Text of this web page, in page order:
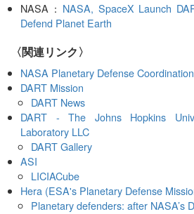
NASA： NASA, SpaceX Launch
Defend Planet Earth
〈関連リンク〉
NASA Planetary Defense
DART Mission
DART News
DART - The Johns Hopkins
Laboratory LLC
DART Gallery
ASI
LICIACube
Hera (ESA's Planetary Defense
Planetary defenders: after NASA’s